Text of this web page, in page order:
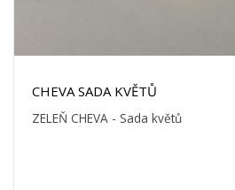
CHEVA SADA KVĚTŮ
ZELEŇ CHEVA - Sada květů